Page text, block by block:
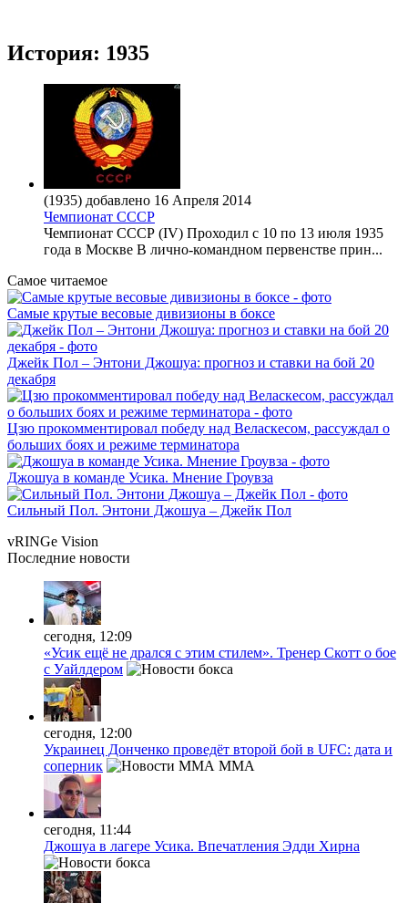
История: 1935
(1935) добавлено 16 Апреля 2014
Чемпионат СССР
Чемпионат СССР (IV) Проходил с 10 по 13 июля 1935
года в Москве В лично-командном первенстве прин...
Самое читаемое
Самые крутые весовые дивизионы в боксе
Джейк Пол – Энтони Джошуа: прогноз и ставки на бой 20
декабря
Цзю прокомментировал победу над Веласкесом, рассуждал о
больших боях и режиме терминатора
Джошуа в команде Усика. Мнение Гроувза
Сильный Пол. Энтони Джошуа – Джейк Пол
vRINGe Vision
Последние новости
сегодня, 12:09
«Усик ещё не дрался с этим стилем». Тренер Скотт о бое
с Уайлдером
сегодня, 12:00
Украинец Донченко проведёт второй бой в UFC: дата и
соперник
MMA
сегодня, 11:44
Джошуа в лагере Усика. Впечатления Эдди Хирна